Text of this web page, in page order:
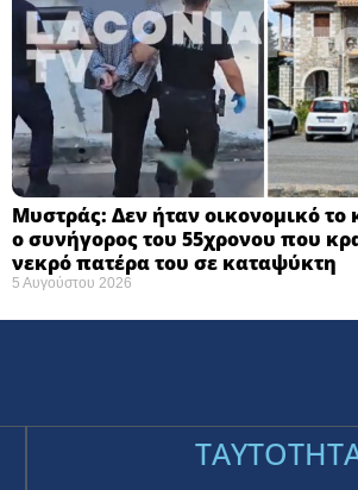
Μυστράς: Δεν ήταν οικονομικό το
ο συνήγορος του 55χρονου που
νεκρό πατέρα του σε καταψύκτη
5 Αυγούστου 2026